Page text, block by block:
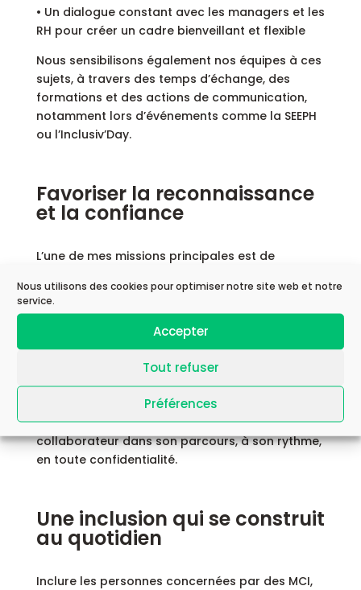
Nous utilisons des cookies pour optimiser notre site web et notre
service.
Accepter
Tout refuser
Préférences
• Un dialogue constant avec les managers et les
RH pour créer un cadre bienveillant et flexible
Nous sensibilisons également nos équipes à ces
sujets, à travers des temps d’échange, des
formations et des actions de communication,
notamment lors d’événements comme la SEEPH
ou l’Inclusiv’Day.
Favoriser la reconnaissance
et la confiance
L’une de mes missions principales est de
RQTH (Reconnaissance de la Qualité de
Travailleur Handicapé) reste un outil précieux
pour accéder à des aménagements, mais je sais
combien cette démarche peut être difficile,
intime, parfois vécue comme un aveu de
faiblesse.
Mon rôle, c’est d’être présente, à l’écoute, sans
jugement, pour accompagner chaque
collaborateur dans son parcours, à son rythme,
en toute confidentialité.
Une inclusion qui se construit
au quotidien
Inclure les personnes concernées par des MCI,